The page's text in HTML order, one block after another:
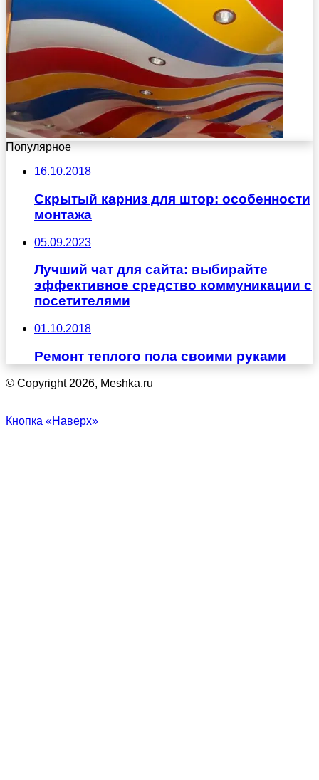
Популярное
16.10.2018
Скрытый карниз для штор: особенности
монтажа
05.09.2023
Лучший чат для сайта: выбирайте
эффективное средство коммуникации с
посетителями
01.10.2018
Ремонт теплого пола своими руками
© Copyright 2026, Meshka.ru
Кнопка «Наверх»